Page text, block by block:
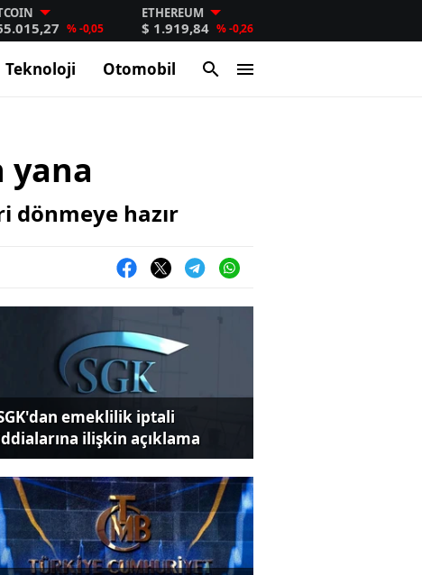
% -0,05
ETHEREUM
$ 1.919,84 % -0,26
Teknoloji Otomobil
yana
dönmeye hazır
emeklilik iptali
ilişkin açıklama